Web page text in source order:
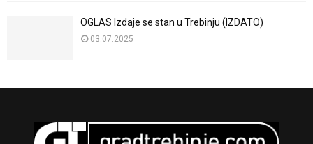
OGLAS Izdaje se stan u Trebinju (IZDATO)
03.07.2025